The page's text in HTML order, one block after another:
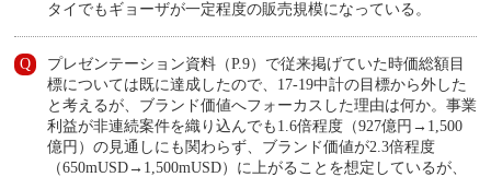
タイでもギョーザが一定程度の販売規模になっている。
プレゼンテーション資料（P.9）で従来掲げていた時価総額目
標については既に達成したので、17-19中計の目標から外した
と考えるが、ブランド価値へフォーカスした理由は何か。事業
利益が非連続案件を織り込んでも1.6倍程度（927億円→1,500
億円）の見通しにも関わらず、ブランド価値が2.3倍程度
（650mUSD→1,500mUSD）に上がることを想定しているが、